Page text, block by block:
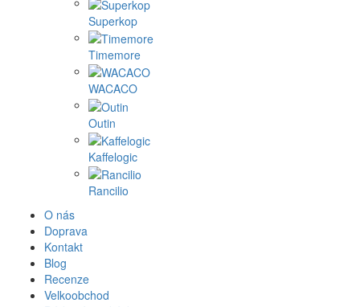
Superkop
Timemore
WACACO
Outin
Kaffelogic
Rancilio
O nás
Doprava
Kontakt
Blog
Recenze
Velkoobchod